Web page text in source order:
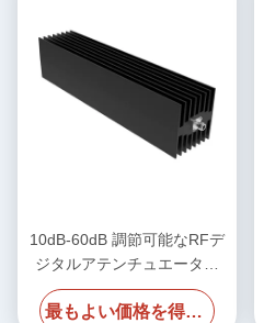
10dB-60dB 調節可能なRFデ
ジタルアテンチュエーター
DC 18GHz 600W N 女性 N
女性
最もよい価格を得なさい